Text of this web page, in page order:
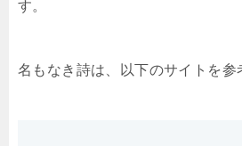
す。
名もなき詩は、以下のサイトを参